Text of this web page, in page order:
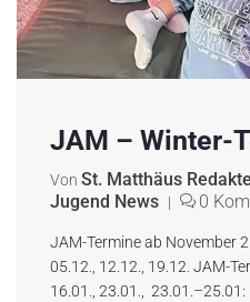
JAM – Winter-
Von St. Matthäus
Jugend News | 0
JAM-Termine ab November
05.12., 12.12., 19.12. JAM-
16.01., 23.01.,